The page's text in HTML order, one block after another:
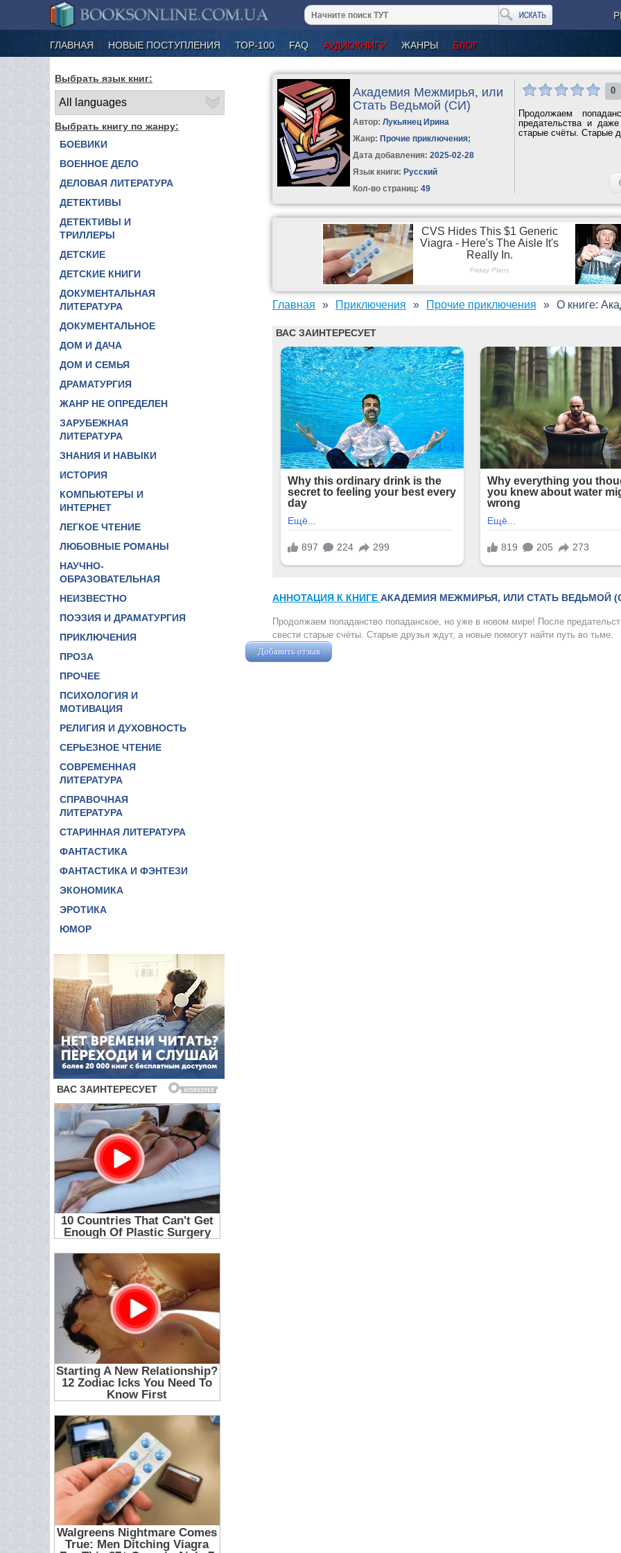
ГЛАВНАЯ НОВЫЕ ПОСТУПЛЕНИЯ ТОР-100 FAQ АУДИОКНИГИ ЖАНРЫ БЛОГ
Выбрать язык книг:
Выбрать книгу по жанру:
БОЕВИКИ
ВОЕННОЕ ДЕЛО
ДЕЛОВАЯ ЛИТЕРАТУРА
ДЕТЕКТИВЫ
ДЕТЕКТИВЫ И
ТРИЛЛЕРЫ
ДЕТСКИЕ
ДЕТСКИЕ КНИГИ
ДОКУМЕНТАЛЬНАЯ
ЛИТЕРАТУРА
ДОКУМЕНТАЛЬНОЕ
ДОМ И ДАЧА
ДОМ И СЕМЬЯ
ДРАМАТУРГИЯ
ЖАНР НЕ ОПРЕДЕЛЕН
ЗАРУБЕЖНАЯ
ЛИТЕРАТУРА
ЗНАНИЯ И НАВЫКИ
ИСТОРИЯ
КОМПЬЮТЕРЫ И
ИНТЕРНЕТ
ЛЕГКОЕ ЧТЕНИЕ
ЛЮБОВНЫЕ РОМАНЫ
НАУЧНО-
ОБРАЗОВАТЕЛЬНАЯ
НЕИЗВЕСТНО
ПОЭЗИЯ И ДРАМАТУРГИЯ
ПРИКЛЮЧЕНИЯ
ПРОЗА
ПРОЧЕЕ
ПСИХОЛОГИЯ И
МОТИВАЦИЯ
РЕЛИГИЯ И ДУХОВНОСТЬ
СЕРЬЕЗНОЕ ЧТЕНИЕ
СОВРЕМЕННАЯ
ЛИТЕРАТУРА
СПРАВОЧНАЯ
ЛИТЕРАТУРА
СТАРИННАЯ ЛИТЕРАТУРА
ФАНТАСТИКА
ФАНТАСТИКА И ФЭНТЕЗИ
ЭКОНОМИКА
ЭРОТИКА
ЮМОР
Академия Межмирья, или
Стать Ведьмой (СИ)
Автор:Лукьянец Ирина
Жанр: Прочие приключения;
Дата добавления: 2025-02-28
Язык книги: Русский
Кол-во страниц: 49
0
Продолжаем
предательства и
старые счёты. Старые
Главная Приключения Прочие приключения О книге:
АННОТАЦИЯ К КНИГЕ АКАДЕМИЯ МЕЖМИРЬЯ, ИЛИ СТАТЬ ВЕДЬМОЙ
Продолжаем попаданство попаданское, но уже в новом мире! После
свести старые счёты. Старые друзья ждут, а новые помогут найти путь во тьме.
Добавить отзыв